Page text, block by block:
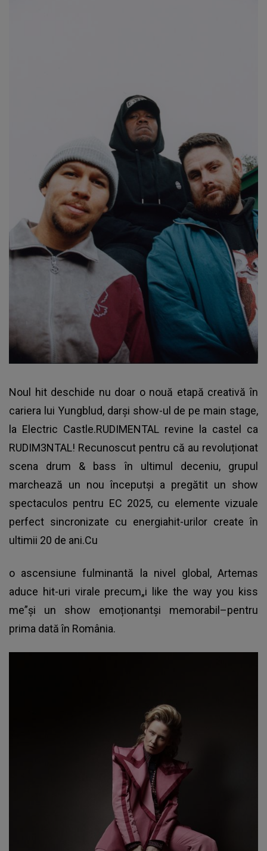
Noul hit deschide nu doar o nouă etapă creativă în
cariera lui Yungblud, darși show-ul de pe main stage,
la Electric Castle.RUDIMENTAL revine la castel ca
RUDIM3NTAL! Recunoscut pentru că au revoluționat
scena drum & bass în ultimul deceniu, grupul
marchează un nou începutși a pregătit un show
spectaculos pentru EC 2025, cu elemente vizuale
perfect sincronizate cu energiahit-urilor create în
ultimii 20 de ani.Cu
o ascensiune fulminantă la nivel global, Artemas
aduce hit-uri virale precum„i like the way you kiss
me”și un show emoționantși memorabil–pentru
prima dată în România.